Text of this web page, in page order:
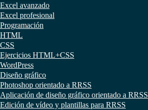
Excel avanzado
Excel profesional
Programación
HTML
CSS
Ejercicios HTML+CSS
WordPress
Diseño gráfico
Photoshop orientado a RRSS
Aplicación de diseño gráfico orientado a RRSS
Edición de vídeo y plantillas para RRSS